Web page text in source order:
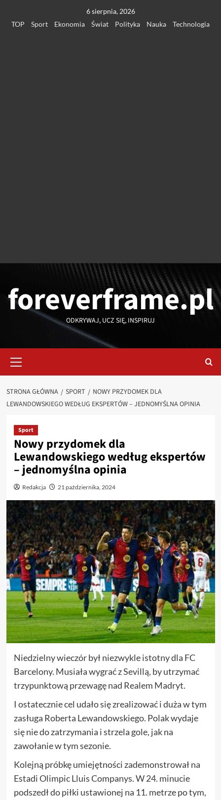
6 sierpnia, 2026
TOP
Sport Ekonomia Świat Polityka Nauka Technologia
foreverframe.pl
ODKRYWAJ, UCZ SIĘ, INSPIRUJ
główne
STRONA GŁÓWNA SPORT
NOWY PRZYDOMEK DLA
LEWANDOWSKIEGO WEDŁUG EKSPERTÓW – JEDNOMYŚLNA OPINIA
Sport
Nowy przydomek dla
Lewandowskiego według ekspertów
– jednomyślna opinia
Redakcja 21 października, 2024
Niedzielny wieczór był niezwykle istotny dla FC
Barcelony. Musiała wygrać z Sevillą, by utrzymać
trzypunktową przewagę nad Realem Madryt.
I ostatecznie cel udało się zrealizować i duża w tym
zasługa Roberta Lewandowskiego. Polak wydaje
się nie do zatrzymania i strzela gole, jak na
zawołanie w tym sezonie.
Kolejną próbkę umiejętności zademonstrował na
Estadi Olimpic Lluis Companys. W 24. minucie
podszedł do piłki ustawionej na 11. metrze po tym,